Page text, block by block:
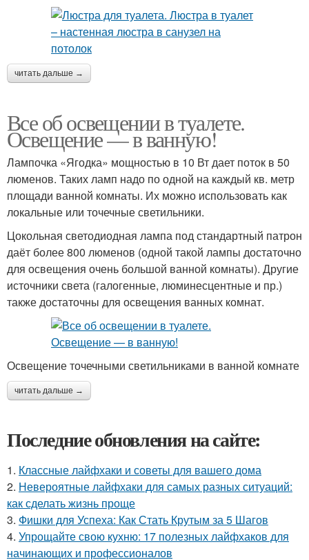
читать дальше →
Все об освещении в туалете.
Освещение — в ванную!
Лампочка «Ягодка» мощностью в 10 Вт дает поток в 50
люменов. Таких ламп надо по одной на каждый кв. метр
площади ванной комнаты. Их можно использовать как
локальные или точечные светильники.
Цокольная светодиодная лампа под стандартный патрон
даёт более 800 люменов (одной такой лампы достаточно
для освещения очень большой ванной комнаты). Другие
источники света (галогенные, люминесцентные и пр.)
также достаточны для освещения ванных комнат.
Освещение точечными светильниками в ванной комнате
читать дальше →
Последние обновления на сайте:
1. Классные лайфхаки и советы для вашего дома
2. Невероятные лайфхаки для самых разных ситуаций:
как сделать жизнь проще
3. Фишки для Успеха: Как Стать Крутым за 5 Шагов
4. Упрощайте свою кухню: 17 полезных лайфхаков для
начинающих и профессионалов